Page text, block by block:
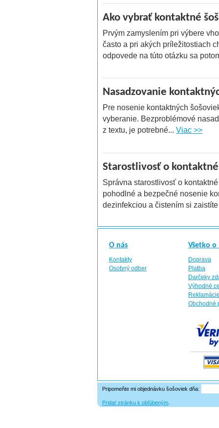
Ako vybrať kontaktné
Prvým zamyslením pri výbere
často a pri akých príležitostiach
odpovede na túto otázku sa
Nasadzovanie
Pre nosenie kontaktných
vyberanie. Bezproblémové
z textu, je potrebné... Viac >>
Starostlivosť o
Správna starostlivosť o
pohodlné a bezpečné nosenie
dezinfekciou a čistením si
O nás Všetko o
Kontakty
Doprava
Osobný odber
Platba
Darčeky
Výhodné
Obchodné
Pripomeňte mi objednávku šošoviek dňa:
Pridať stránku k obľúbeným